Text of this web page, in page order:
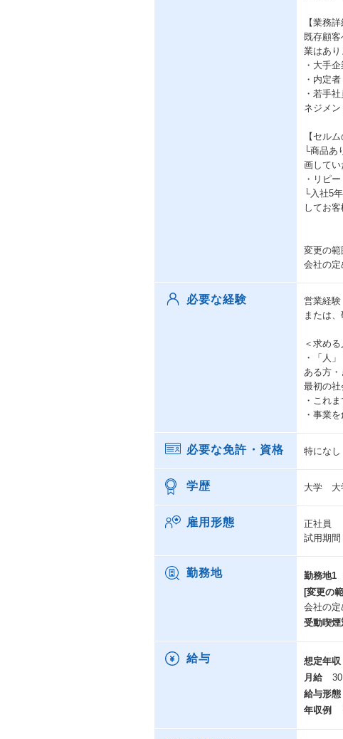
【業務
既存顧
業はあり
・大手
・内定
・若手
ネジメ
【セル
└商品あ
画してい
・リピ
└入社5
してお
変更の範
会社の
必要な経験
営業経験
または
＜求める
・「人
ある方・
最初の
・これ
・事業
必要な免許・資格 特になし
学歴 大学 大
雇用形態
正社員
試用期間
勤務地 勤務地1
[変更の
会社の
受動喫煙
給与 想定年収
月給
給与形態
年収例